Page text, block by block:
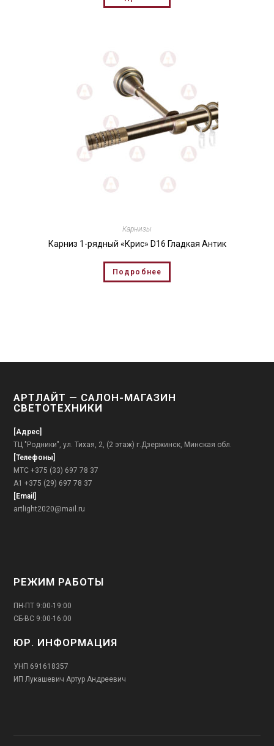
Карнизы
Карниз 1-рядный «Крис» D16 Гладкая Антик
Подробнее
АРТЛАЙТ — САЛОН-МАГАЗИН
СВЕТОТЕХНИКИ
[Адрес]
ТЦ "Родники", ул. Тихая, 2, (2 этаж) г.Дзержинск, Минская обл.
[Телефоны]
МТС +375 (33) 697 78 37
А1 +375 (29) 697 78 37
[Email]
artlight2020@mail.ru
РЕЖИМ РАБОТЫ
ПН-ПТ 9:00-19:00
СБ-ВС 9:00-16:00
ЮР. ИНФОРМАЦИЯ
УНП 691618357
ИП Лукашевич Артур Андреевич